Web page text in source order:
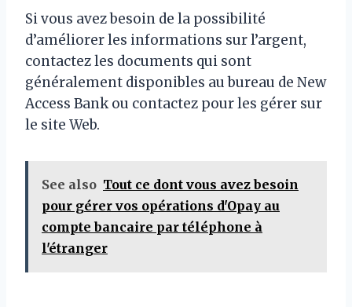
Si vous avez besoin de la possibilité
d’améliorer les informations sur l’argent,
contactez les documents qui sont
généralement disponibles au bureau de New
Access Bank ou contactez pour les gérer sur
le site Web.
See also Tout ce dont vous avez besoin
pour gérer vos opérations d'Opay au
compte bancaire par téléphone à
l'étranger